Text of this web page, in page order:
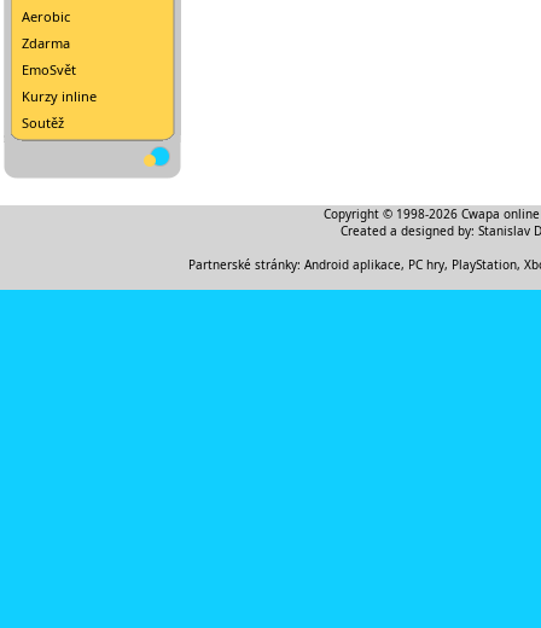
Aerobic
Zdarma
EmoSvět
Kurzy inline
Soutěž
Copyright © 1998-2026 Cwapa
Created a designed by: Stanislav
Partnerské stránky: Android aplikace, PC hry, PlayStation,